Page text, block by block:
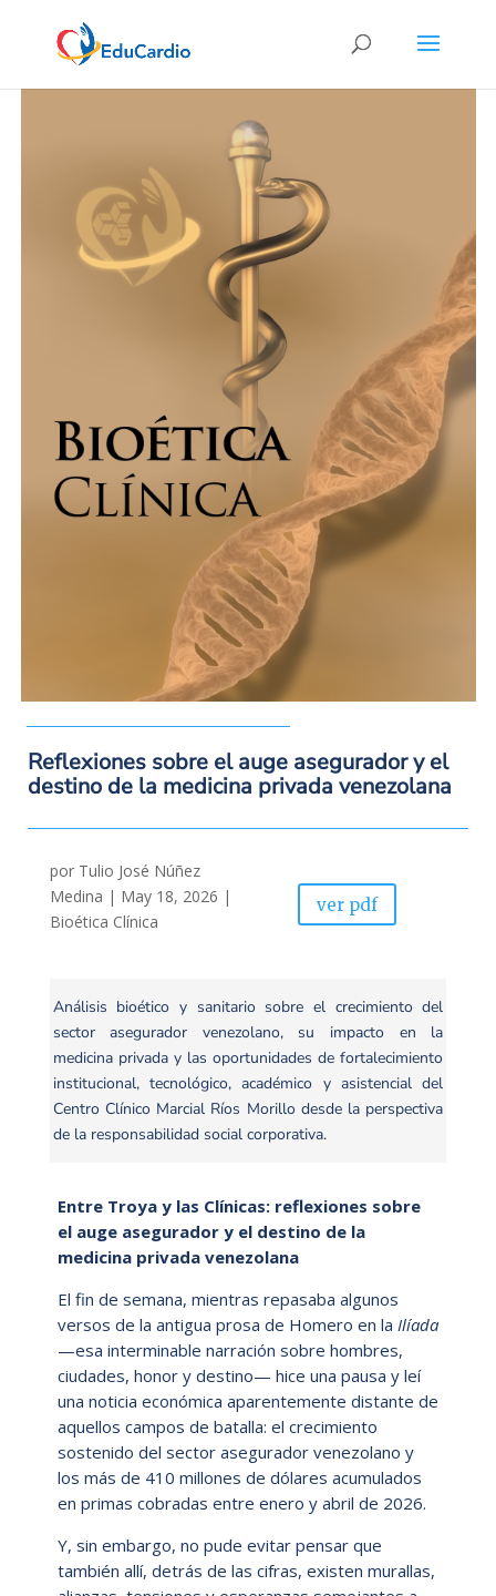
Reflexiones sobre el auge asegurador y el
destino de la medicina privada venezolana
por Tulio José Núñez
Medina | May 18, 2026 |
Bioética Clínica
ver pdf
Análisis bioético y sanitario sobre el crecimiento del
sector asegurador venezolano, su impacto en la
medicina privada y las oportunidades de fortalecimiento
institucional, tecnológico, académico y asistencial del
Centro Clínico Marcial Ríos Morillo desde la perspectiva
de la responsabilidad social corporativa.
Entre Troya y las Clínicas: reflexiones sobre
el auge asegurador y el destino de la
medicina privada venezolana
El fin de semana, mientras repasaba algunos
versos de la antigua prosa de Homero en la Ilíada
—esa interminable narración sobre hombres,
ciudades, honor y destino— hice una pausa y leí
una noticia económica aparentemente distante de
aquellos campos de batalla: el crecimiento
sostenido del sector asegurador venezolano y
los más de 410 millones de dólares acumulados
en primas cobradas entre enero y abril de 2026.
Y, sin embargo, no pude evitar pensar que
también allí, detrás de las cifras, existen murallas,